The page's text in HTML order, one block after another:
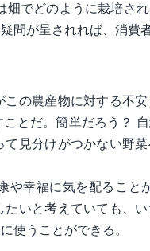
でどのように栽培さ
問が呈されれば、消費
の農産物に対する不
とだ。簡単だろう？
見分けがつかない野
や幸福に気を配ること
いと考えていても、
使うことができる。